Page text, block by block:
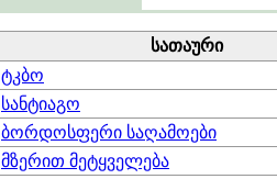
სათაური
ტკბო
სანტიაგო
ბორდოსფერი საღამოები
მზერით მეტყველება